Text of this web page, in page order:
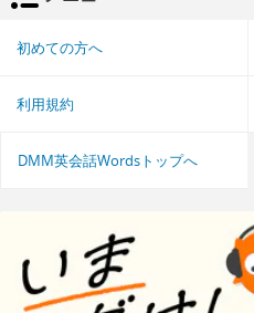
初めての方へ
利用規約
DMM英会話Wordsトップへ